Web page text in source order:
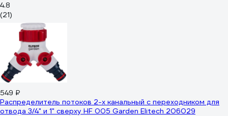
4.8
(21)
549 ₽
Распределитель потоков 2-х канальный с переходником для
отвода 3/4" и 1" сверху HF 005 Garden Elitech 206029